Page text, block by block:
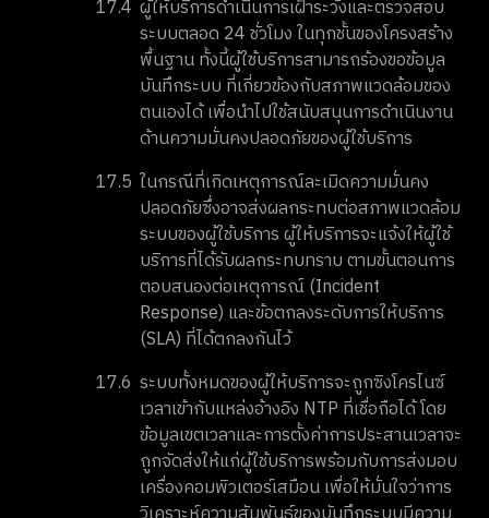
17.4 ผู้ให้บริการดำเนินการเฝ้าระวังและตรวจสอบ
ระบบตลอด 24 ชั่วโมง ในทุกชั้นของโครงสร้าง
พื้นฐาน ทั้งนี้ผู้ใช้บริการสามารถร้องขอข้อมูล
บันทึกระบบ ที่เกี่ยวข้องกับสภาพแวดล้อมของ
ตนเองได้ เพื่อนำไปใช้สนับสนุนการดำเนินงาน
ด้านความมั่นคงปลอดภัยของผู้ใช้บริการ
17.5 ในกรณีที่เกิดเหตุการณ์ละเมิดความมั่นคง
ปลอดภัยซึ่งอาจส่งผลกระทบต่อสภาพแวดล้อม
ระบบของผู้ใช้บริการ ผู้ให้บริการจะแจ้งให้ผู้ใช้
บริการที่ได้รับผลกระทบทราบ ตามขั้นตอนการ
ตอบสนองต่อเหตุการณ์ (Incident
Response) และข้อตกลงระดับการให้บริการ
(SLA) ที่ได้ตกลงกันไว้
17.6 ระบบทั้งหมดของผู้ให้บริการจะถูกซิงโครไนซ์
เวลาเข้ากับแหล่งอ้างอิง NTP ที่เชื่อถือได้ โดย
ข้อมูลเขตเวลาและการตั้งค่าการประสานเวลาจะ
ถูกจัดส่งให้แก่ผู้ใช้บริการพร้อมกับการส่งมอบ
เครื่องคอมพิวเตอร์เสมือน เพื่อให้มั่นใจว่าการ